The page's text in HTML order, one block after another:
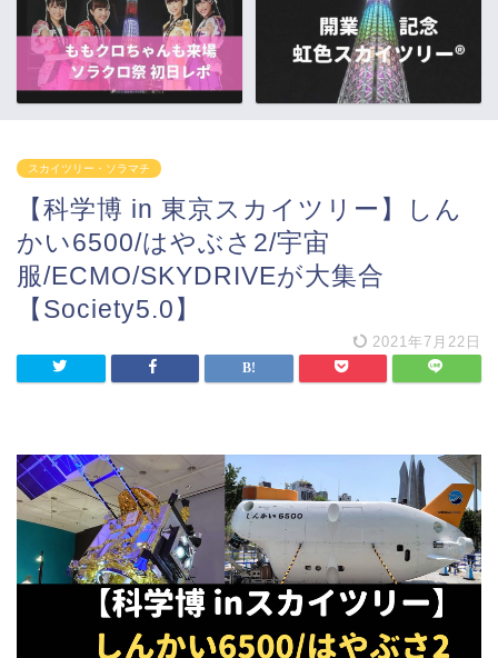
スカイツリー・ソラマチ
【科学博 in 東京スカイツリー】しん
かい6500/はやぶさ2/宇宙
服/ECMO/SKYDRIVEが大集合
【Society5.0】
2021年7月22日